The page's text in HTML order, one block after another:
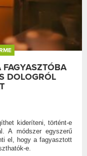
FAGYASZTÓBA
DOLOGRÓL
kideríteni, történt-e
A módszer egyszerű
el, hogy a fagyasztott
e.